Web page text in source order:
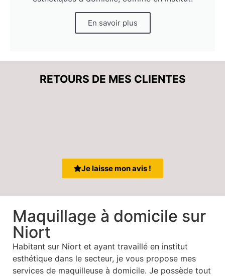
En savoir plus
RETOURS DE MES CLIENTES
Je laisse mon avis !
Maquillage à domicile sur
Niort
Habitant sur Niort et ayant travaillé en institut
esthétique dans le secteur, je vous propose mes
services de maquilleuse à domicile. Je possède tout